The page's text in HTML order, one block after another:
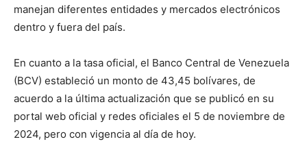
manejan diferentes entidades y mercados electrónicos
dentro y fuera del país.
En cuanto a la tasa oficial, el Banco Central de Venezuela
(BCV) estableció un monto de 43,45 bolívares, de
acuerdo a la última actualización que se publicó en su
portal web oficial y redes oficiales el 5 de noviembre de
2024, pero con vigencia al día de hoy.